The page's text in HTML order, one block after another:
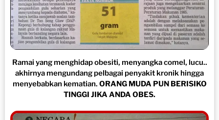
Ramai yang menghidap obesiti, menyangka comel, lucu..
akhirnya mengundang pelbagai penyakit kronik hingga
menyebabkan kematian. ORANG MUDA PUN BERISIKO
TINGGI JIKA ANDA OBES.